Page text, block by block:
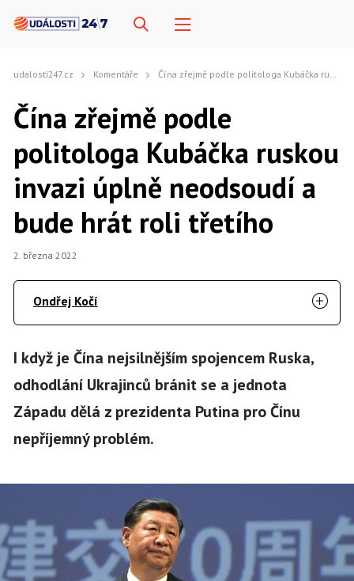
udalosti247.cz Komentáře Čína zřejmě podle politologa Kubáčka ruskou invazi úplně neodsoudí a bude hrát roli třetího
Čína zřejmě podle
politologa Kubáčka ruskou
invazi úplně neodsoudí a
bude hrát roli třetího
2. března 2022
Ondřej Kočí
I když je Čína nejsilnějším spojencem Ruska,
odhodlání Ukrajinců bránit se a jednota
Západu dělá z prezidenta Putina pro Čínu
nepříjemný problém.